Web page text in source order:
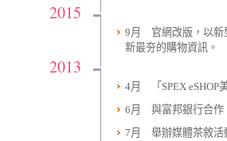
2015
9月 官網改版，以新
新最夯的購物資訊。
2013
4月 「SPEX eSHOP
6月 與富邦銀行合作
7月 舉辦媒體茶敘活